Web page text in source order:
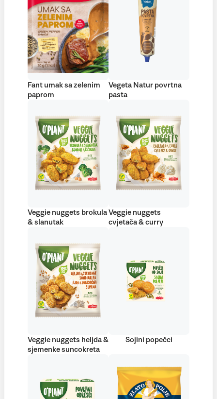
Fant umak sa zelenim
paprom
Vegeta Natur povrtna
pasta
Veggie nuggets brokula
& slanutak
Veggie nuggets
cvjetača & curry
Veggie nuggets heljda &
sjemenke suncokreta
Sojini popečci